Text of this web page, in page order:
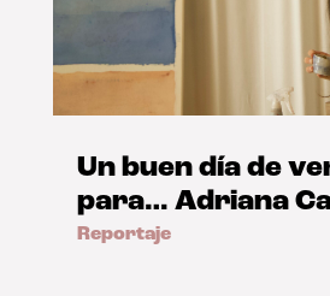
Un buen día de
para… Adriana
Reportaje